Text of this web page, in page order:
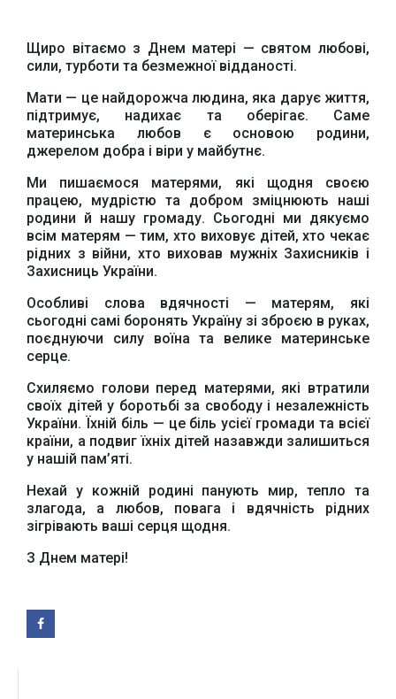
Щиро вітаємо з Днем матері — святом любові,
сили, турботи та безмежної відданості.
Мати — це найдорожча людина, яка дарує життя,
підтримує, надихає та оберігає. Саме
материнська любов є основою родини,
джерелом добра і віри у майбутнє.
Ми пишаємося матерями, які щодня своєю
працею, мудрістю та добром зміцнюють наші
родини й нашу громаду. Сьогодні ми дякуємо
всім матерям — тим, хто виховує дітей, хто чекає
рідних з війни, хто виховав мужніх Захисників і
Захисниць України.
Особливі слова вдячності — матерям, які
сьогодні самі боронять Україну зі зброєю в руках,
поєднуючи силу воїна та велике материнське
серце.
Схиляємо голови перед матерями, які втратили
своїх дітей у боротьбі за свободу і незалежність
України. Їхній біль — це біль усієї громади та всієї
країни, а подвиг їхніх дітей назавжди залишиться
у нашій пам’яті.
Нехай у кожній родині панують мир, тепло та
злагода, а любов, повага і вдячність рідних
зігрівають ваші серця щодня.
З Днем матері!
Офіційний веб-сайт
Верховної Ради
Офіційне інтернет-